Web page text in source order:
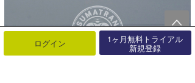
ログイン 1ヶ月無料トライアル
新規登録